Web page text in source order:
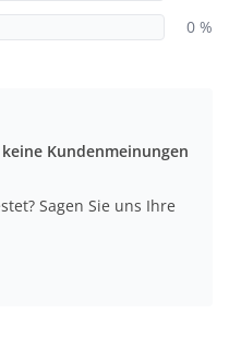
0 %
Kundenmeinungen
Sagen Sie uns Ihre